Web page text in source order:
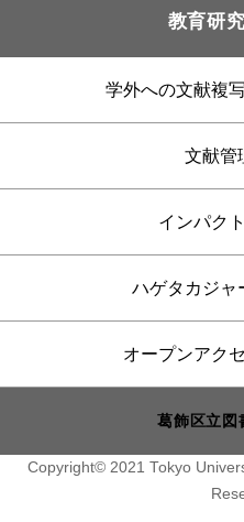
教育研
学外への文献複
文献管
インパク
ハゲタカジャ
オープンアク
葛飾区立図
Copyright© 2021 Tokyo